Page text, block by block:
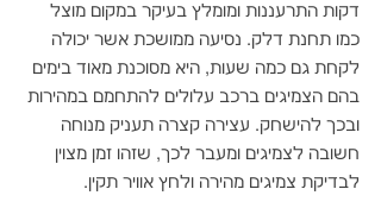
דקות התרעננות ומומלץ בעיקר במקום מוצל
כמו תחנת דלק. נסיעה ממושכת אשר יכולה
לקחת גם כמה שעות, היא מסוכנת מאוד בימים
בהם הצמיגים ברכב עלולים להתחמם במהירות
ובכך להישחק. עצירה קצרה תעניק מנוחה
חשובה לצמיגים ומעבר לכך, שזהו זמן מצוין
לבדיקת צמיגים מהירה ולחץ אוויר תקין.